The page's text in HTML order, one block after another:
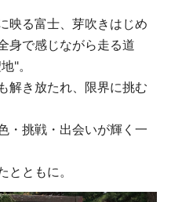
映る富士、芽吹きはじめ
身で感じながら走る道
"。
解き放たれ、限界に挑む
・挑戦・出会いが輝く一
ともに。